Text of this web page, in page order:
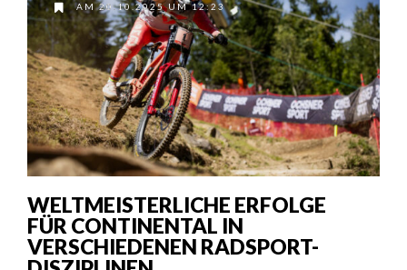
AM 20.10.2025 UM 12:23
WELTMEISTERLICHE ERFOLGE
FÜR CONTINENTAL IN
VERSCHIEDENEN RADSPORT-